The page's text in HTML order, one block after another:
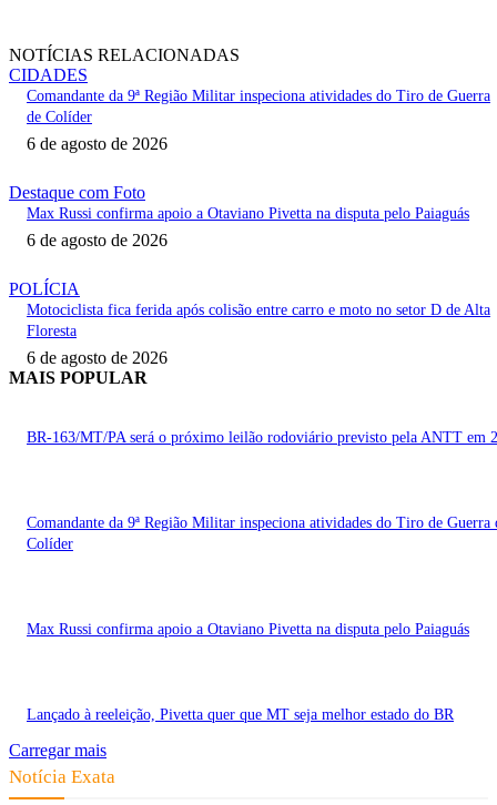
NOTÍCIAS RELACIONADAS
CIDADES
Comandante da 9ª Região Militar inspeciona atividades do Tiro de Guerra
de Colíder
6 de agosto de 2026
Destaque com Foto
Max Russi confirma apoio a Otaviano Pivetta na disputa pelo Paiaguás
6 de agosto de 2026
POLÍCIA
Motociclista fica ferida após colisão entre carro e moto no setor D de Alta
Floresta
6 de agosto de 2026
MAIS POPULAR
BR-163/MT/PA será o próximo leilão rodoviário previsto pela ANTT em
Comandante da 9ª Região Militar inspeciona atividades do Tiro de Guerra
Colíder
Max Russi confirma apoio a Otaviano Pivetta na disputa pelo Paiaguás
Lançado à reeleição, Pivetta quer que MT seja melhor estado do BR
Carregar mais
Notícia Exata